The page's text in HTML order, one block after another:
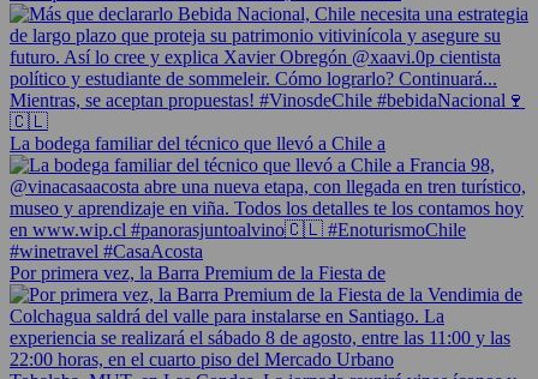
La bodega familiar del técnico que llevó a Chile a
Por primera vez, la Barra Premium de la Fiesta de